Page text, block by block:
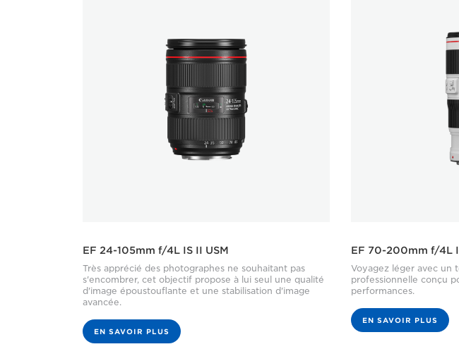
EF 24-105mm f/4L IS II USM
Très apprécié des photographes ne souhaitant pas
s'encombrer, cet objectif propose à lui seul une qualité
d'image époustouflante et une stabilisation d'image
avancée.
EN SAVOIR PLUS
EF 70-200mm f/4L
Voyagez léger avec un
professionnelle conçu
performances.
EN SAVOIR PLUS